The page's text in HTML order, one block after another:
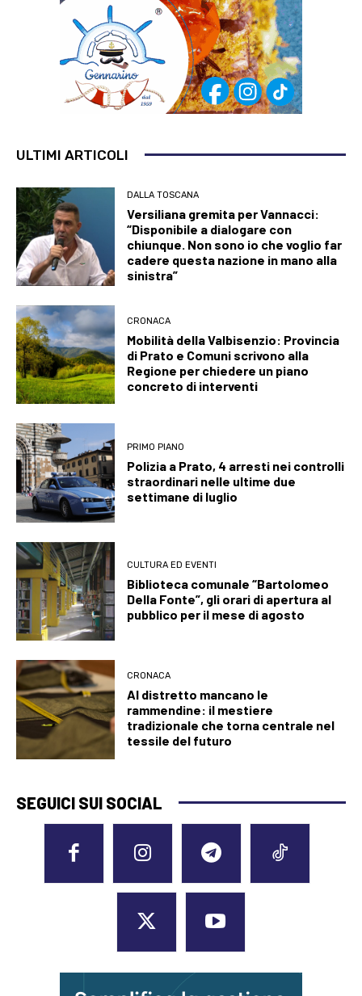
ULTIMI ARTICOLI
DALLA TOSCANA
Versiliana gremita per Vannacci:
“Disponibile a dialogare con
chiunque. Non sono io che voglio far
cadere questa nazione in mano alla
sinistra”
CRONACA
Mobilità della Valbisenzio: Provincia
di Prato e Comuni scrivono alla
Regione per chiedere un piano
concreto di interventi
PRIMO PIANO
Polizia a Prato, 4 arresti nei controlli
straordinari nelle ultime due
settimane di luglio
CULTURA ED EVENTI
Biblioteca comunale “Bartolomeo
Della Fonte”, gli orari di apertura al
pubblico per il mese di agosto
CRONACA
Al distretto mancano le
rammendine: il mestiere
tradizionale che torna centrale nel
tessile del futuro
SEGUICI SUI SOCIAL